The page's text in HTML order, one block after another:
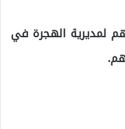
لمديرية الهجرة في